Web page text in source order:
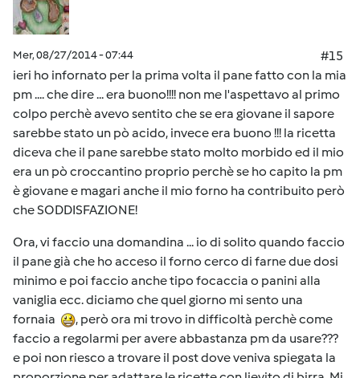
Mer, 08/27/2014 - 07:44
#15
ieri ho infornato per la prima volta il pane fatto con la mia
pm .... che dire ... era buono!!!! non me l'aspettavo al primo
colpo perchè avevo sentito che se era giovane il sapore
sarebbe stato un pò acido, invece era buono !!! la ricetta
diceva che il pane sarebbe stato molto morbido ed il mio
era un pò croccantino proprio perchè se ho capito la pm
è giovane e magari anche il mio forno ha contribuito però
che SODDISFAZIONE!
Ora, vi faccio una domandina ... io di solito quando faccio
il pane già che ho acceso il forno cerco di farne due dosi
minimo e poi faccio anche tipo focaccia o panini alla
vaniglia ecc. diciamo che quel giorno mi sento una
fornaia
, però ora mi trovo in difficoltà perchè come
faccio a regolarmi per avere abbastanza pm da usare???
e poi non riesco a trovare il post dove veniva spiegata la